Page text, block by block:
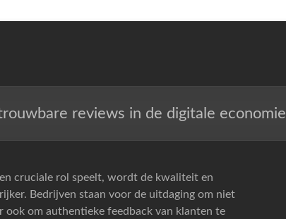
reviews in de digitale economie
cruciale rol speelt, wordt de kwaliteit en
Bedrijven staan voor de uitdaging om niet
ook om authentieke feedback van klanten te